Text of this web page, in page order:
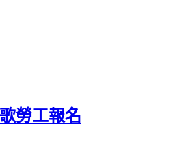
勞工報名